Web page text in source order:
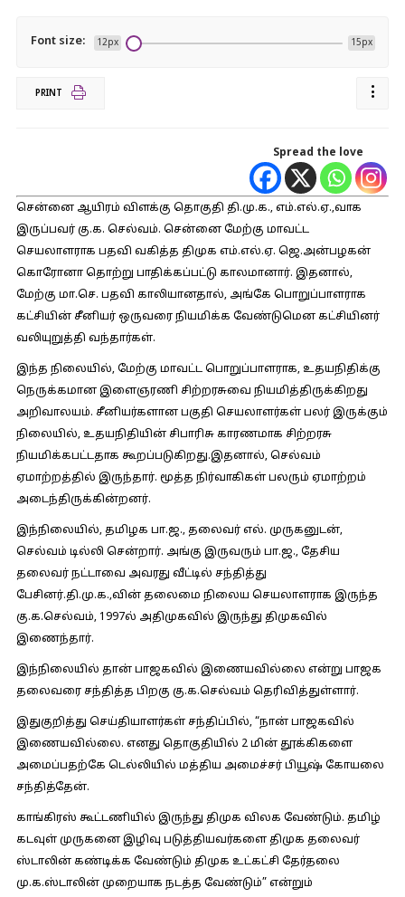
Font size: 12px 15px
PRINT
Spread the love
சென்னை ஆயிரம் விளக்கு தொகுதி தி.மு.க., எம்.எல்.ஏ.,வாக
இருப்பவர் கு.க. செல்வம். சென்னை மேற்கு மாவட்ட
செயலாளராக பதவி வகித்த திமுக எம்.எல்.ஏ. ஜெ.அன்பழகன்
கொரோனா தொற்று பாதிக்கப்பட்டு காலமானார். இதனால்,
மேற்கு மா.செ. பதவி காலியானதால், அங்கே பொறுப்பாளராக
கட்சியின் சீனியர் ஒருவரை நியமிக்க வேண்டுமென கட்சியினர்
வலியுறுத்தி வந்தார்கள்.
இந்த நிலையில், மேற்கு மாவட்ட பொறுப்பாளராக, உதயநிதிக்கு
நெருக்கமான இளைஞரணி சிற்றரசுவை நியமித்திருக்கிறது
அறிவாலயம். சீனியர்களான பகுதி செயலாளர்கள் பலர் இருக்கும்
நிலையில், உதயநிதியின் சிபாரிசு காரணமாக சிற்றரசு
நியமிக்கபட்டதாக கூறப்படுகிறது.இதனால், செல்வம்
ஏமாற்றத்தில் இருந்தார். மூத்த நிர்வாகிகள் பலரும் ஏமாற்றம்
அடைந்திருக்கின்றனர்.
இந்நிலையில், தமிழக பா.ஜ., தலைவர் எல். முருகனுடன்,
செல்வம் டில்லி சென்றார். அங்கு இருவரும் பா.ஜ., தேசிய
தலைவர் நட்டாவை அவரது வீட்டில் சந்தித்து
பேசினர்.தி.மு.க.,வின் தலைமை நிலைய செயலாளராக இருந்த
கு.க.செல்வம், 1997ல் அதிமுகவில் இருந்து திமுகவில்
இணைந்தார்.
இந்நிலையில் தான் பாஜகவில் இணையவில்லை என்று பாஜக
தலைவரை சந்தித்த பிறகு கு.க.செல்வம் தெரிவித்துள்ளார்.
இதுகுறித்து செய்தியாளர்கள் சந்திப்பில், “நான் பாஜகவில்
இணையவில்லை. எனது தொகுதியில் 2 மின் தூக்கிகளை
அமைப்பதற்கே டெல்லியில் மத்திய அமைச்சர் பியூஷ் கோயலை
சந்தித்தேன்.
காங்கிரஸ் கூட்டணியில் இருந்து திமுக விலக வேண்டும். தமிழ்
கடவுள் முருகனை இழிவு படுத்தியவர்களை திமுக தலைவர்
ஸ்டாலின் கண்டிக்க வேண்டும் திமுக உட்கட்சி தேர்தலை
மு.க.ஸ்டாலின் முறையாக நடத்த வேண்டும்” என்றும்